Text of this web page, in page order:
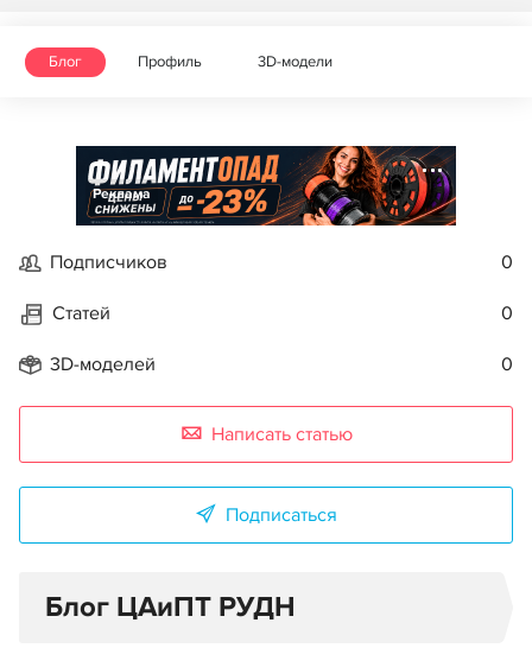
Блог Профиль 3D-модели
Реклама
Подписчиков 0
Статей 0
3D-моделей 0
Написать статью
Подписаться
Блог ЦАиПТ РУДН